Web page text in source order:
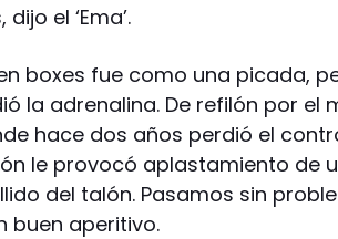
el ‘Ema’.
boxes fue como una picada,
la adrenalina. De refilón por el
hace dos años perdió el
le provocó aplastamiento de
del talón. Pasamos sin
buen aperitivo.